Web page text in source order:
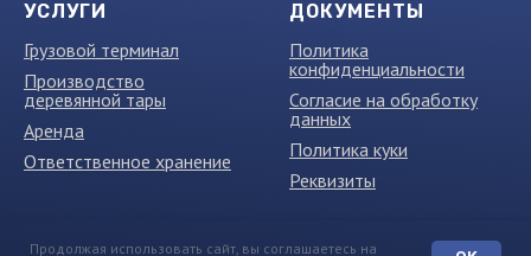
УСЛУГИ
Грузовой терминал
Производство
деревянной тары
Аренда
Ответственное хранение
ДОКУМЕНТЫ
Политика
конфиденциальности
Согласие на обработку
данных
Политика куки
Реквизиты
Продолжая использовать сайт, вы соглашаетесь на